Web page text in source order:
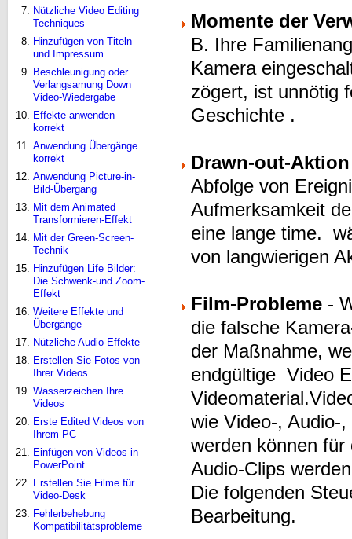
Nützliche Video Editing
Techniques
Hinzufügen von Titeln
und Impressum
Beschleunigung oder
Verlangsamung Down
Video-Wiedergabe
Effekte anwenden
korrekt
Anwendung Übergänge
korrekt
Anwendung Picture-in-
Bild-Übergang
Mit dem Animated
Transformieren-Effekt
Mit der Green-Screen-
Technik
Hinzufügen Life Bilder:
Die Schwenk-und Zoom-
Effekt
Weitere Effekte und
Übergänge
Nützliche Audio-Effekte
Erstellen Sie Fotos von
Ihrer Videos
Wasserzeichen Ihre
Videos
Erste Edited Videos von
Ihrem PC
Einfügen von Videos in
PowerPoint
Erstellen Sie Filme für
Video-Desk
Fehlerbehebung
Kompatibilitätsprobleme
Momente der
B. Ihre
Kamera
zögert, ist unnötig
Geschichte .
Drawn-out-Aktion
Abfolge von
Aufmerksamkeit
eine lange time.
von langwierigen
Film-Probleme -
die falsche
der Maßnahme,
endgültige Video
wie Video-, Audio-
werden können
Audio-Clips
Die folgenden
Bearbeitung.